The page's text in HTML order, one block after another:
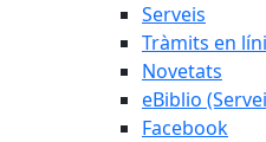
Serveis
Tràmits en
Novetats
eBiblio
Facebook